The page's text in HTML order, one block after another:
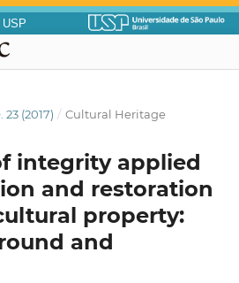
USP
23 (2017) / Cultural Heritage
integrity applied
and restoration
property:
and